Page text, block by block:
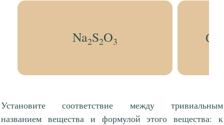
Na2S2O3
Установите соответствие между тривиальным
названием вещества и формулой этого вещества: к